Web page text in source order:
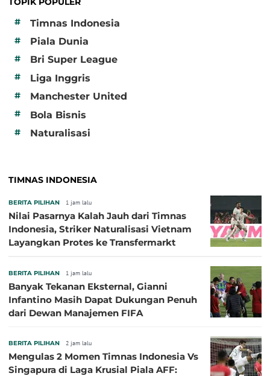
#
Timnas Indonesia
# Piala Dunia
# Bri Super League
# Liga Inggris
# Manchester United
# Bola Bisnis
# Naturalisasi
TIMNAS INDONESIA
BERITA PILIHAN 1 jam lalu
Nilai Pasarnya Kalah Jauh dari Timnas
Indonesia, Striker Naturalisasi Vietnam
Layangkan Protes ke Transfermarkt
BERITA PILIHAN 1 jam lalu
Banyak Tekanan Eksternal, Gianni
Infantino Masih Dapat Dukungan Penuh
dari Dewan Manajemen FIFA
BERITA PILIHAN 2 jam lalu
Mengulas 2 Momen Timnas Indonesia Vs
Singapura di Laga Krusial Piala AFF: